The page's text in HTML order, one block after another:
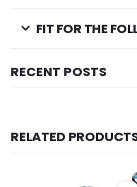
FIT FOR THE
RECENT POSTS
RELATED